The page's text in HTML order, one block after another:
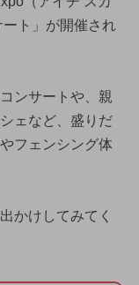
ト」が開催され
ンサートや、親
ェなど、盛りだ
フェンシング体
かけしてみてく